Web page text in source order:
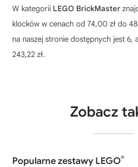
W kategorii LEGO BrickMaster
klocków w cenach od 74,00 zł do
na naszej stronie dostępnych jest 6,
243,22 zł.
Zobacz
Popularne zestawy LEGO®